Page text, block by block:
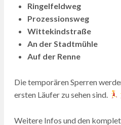
Ringelfeldweg
Prozessionsweg
Wittekindstraße
An der Stadtmühle
Auf der Renne
Die temporären Sperren
ersten Läufer zu sehen sind.
Weitere Infos und den